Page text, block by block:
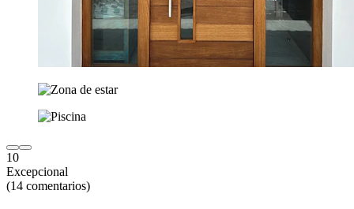
10
Excepcional
(14 comentarios)